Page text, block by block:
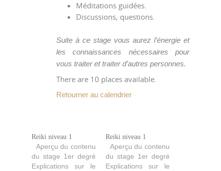
Méditations guidées.
Discussions, questions.
Suite à ce stage vous aurez l’énergie et
les connaissances nécessaires pour
vous traiter et traiter d’autres personnes.
There are 10 places available.
Retourner au calendrier
Reiki niveau 1
Aperçu du contenu
du stage 1er degré
Explications sur le
Reiki niveau 1
Aperçu du contenu
du stage 1er degré
Explications sur le